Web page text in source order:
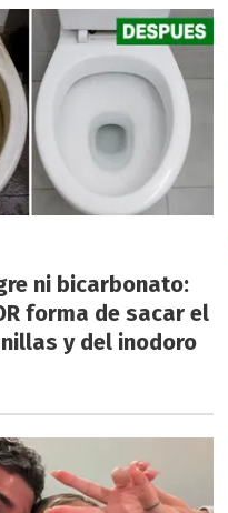
ni bicarbonato:
forma de sacar el
y del inodoro